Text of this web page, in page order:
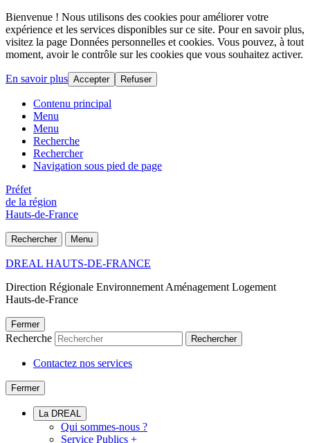
Bienvenue ! Nous utilisons des cookies pour améliorer votre
expérience et les services disponibles sur ce site. Pour en savoir plus,
visitez la page Données personnelles et cookies. Vous pouvez, à tout
moment, avoir le contrôle sur les cookies que vous souhaitez activer.
En savoir plus Accepter Refuser
Contenu principal
Menu
Menu
Recherche
Rechercher
Navigation sous pied de page
Préfet
de la région
Hauts-de-France
Rechercher Menu
DREAL HAUTS-DE-FRANCE
Direction Régionale Environnement Aménagement Logement
Hauts-de-France
Fermer
Recherche Rechercher
Contactez nos services
Fermer
La DREAL
Qui sommes-nous ?
Service Publics +